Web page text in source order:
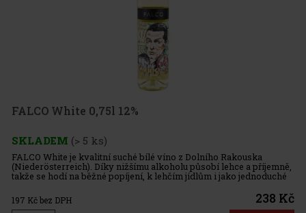
FALCO White 0,75l 12%
SKLADEM (> 5 ks)
FALCO White je kvalitní suché bílé víno z Dolního Rakouska
(Niederösterreich). Díky nižšímu alkoholu působí lehce a příjemně,
takže se hodí na běžné popíjení, k lehčím jídlům i jako jednoduché
víno „na každý den“. Základní informace: Země / obl
197 Kč bez DPH 238 Kč